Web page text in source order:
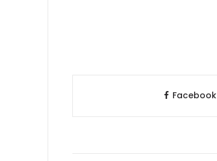
Facebook